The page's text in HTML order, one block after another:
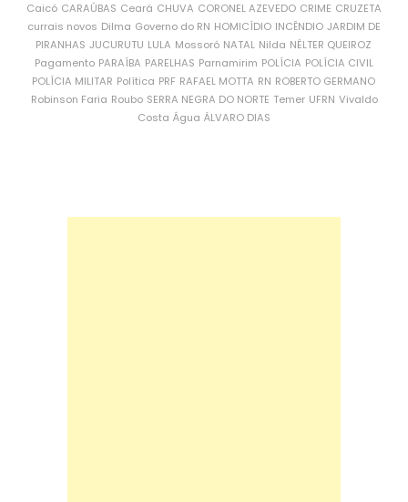
Caicó CARAÚBAS Ceará CHUVA CORONEL AZEVEDO CRIME CRUZETA
currais novos Dilma Governo do RN HOMICÍDIO INCÊNDIO JARDIM DE
PIRANHAS JUCURUTU LULA Mossoró NATAL Nilda NÉLTER QUEIROZ
Pagamento PARAÍBA PARELHAS Parnamirim POLÍCIA POLÍCIA CIVIL
POLÍCIA MILITAR Política PRF RAFAEL MOTTA RN ROBERTO GERMANO
Robinson Faria Roubo SERRA NEGRA DO NORTE Temer UFRN Vivaldo
Costa Água ÁLVARO DIAS